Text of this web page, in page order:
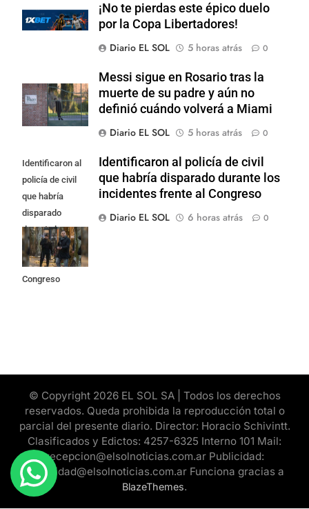
¡No te pierdas este épico duelo
por la Copa Libertadores!
Diario EL SOL
5 horas atrás 0
Messi sigue en Rosario tras la
muerte de su padre y aún no
definió cuándo volverá a Miami
Diario EL SOL
5 horas atrás 0
Identificaron al
policía de civil
que habría
disparado
durante los
incidentes
frente al
Congreso
Identificaron al policía de civil
que habría disparado durante los
incidentes frente al Congreso
Diario EL SOL
6 horas atrás 0
© Copyright 2026 EL SOL SA | Todos los derechos
reservados. Queda prohibida la reproducción total o
parcial del presente diario. Director: Horacio Schivintt.
Clasificados y Edictos: 4257-6325 Interno 101 Mail:
recepcion@elsolnoticias.com.ar Publicidad:
publicidad@elsolnoticias.com.ar Funciona gracias a
BlazeThemes.